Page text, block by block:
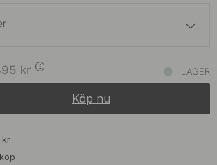
I lager
kr I LAGER
Köp nu
kr